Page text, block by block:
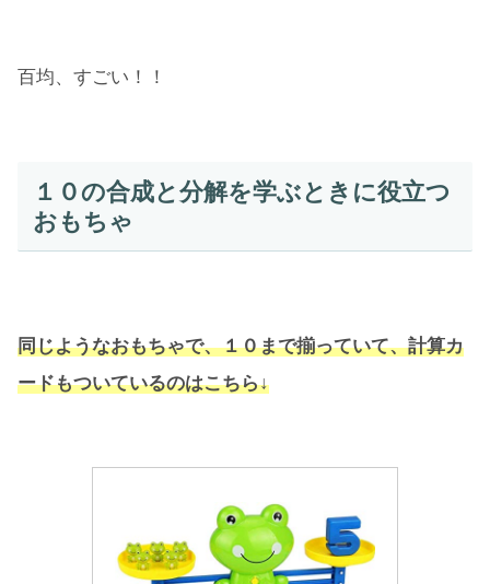
百均、すごい！！
１０の合成と分解を学ぶときに役立つ
おもちゃ
同じようなおもちゃで、１０まで揃っていて、計算カ
ードもついているのはこちら↓